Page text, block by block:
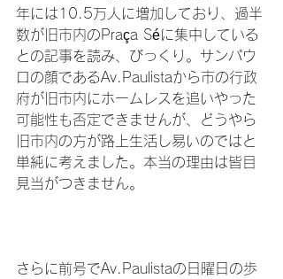
年には10.5万人に増加しており、過半
数が旧市内のPraça Séに集中している
との記事を読み、びっくり。サンパウ
ロの顔であるAv.Paulistaから市の行政
府が旧市内にホームレスを追いやった
可能性も否定できませんが、どうやら
旧市内の方が路上生活し易いのではと
単純に考えました。本当の理由は皆目
見当がつきません。
さらに前号でAv.Paulistaの日曜日の歩